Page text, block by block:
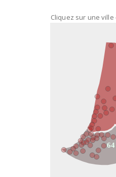
Cliquez sur une
64